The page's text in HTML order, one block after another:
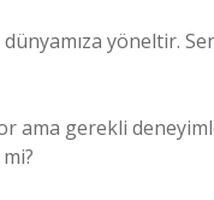
yöneltir.
ama gerekli